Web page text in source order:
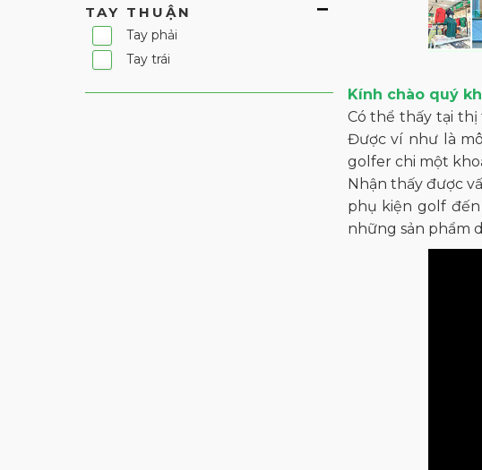
TAY THUẬN
Tay phải
Tay trái
Kính chào quý
Có thể thấy tại
Được ví như là
golfer chi một
Nhận thấy được
phụ kiện golf
những sản phẩm